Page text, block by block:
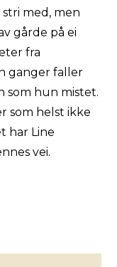
med, men
gårde på ei
fra
ganger faller
som hun mistet.
som helst ikke
har Line
vei.